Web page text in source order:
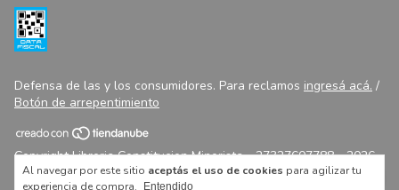
Al navegar por este sitio aceptás el uso de cookies para agilizar tu
experiencia de compra.
Entendido
Defensa de las y los consumidores. Para reclamos ingresá acá. /
Botón de arrepentimiento
Copyright Libreria Constitucion Minorista - 27327607788 - 2026.
Todos los derechos reservados.